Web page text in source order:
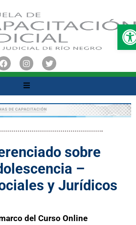
sobre
–
y Jurídicos
del Curso Online